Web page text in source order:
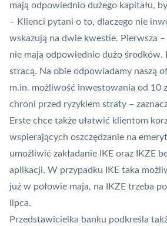
mają odpowiednio dużego kapitału,
– Klienci pytani o to, dlaczego nie
wskazują na dwie kwestie. Pierwsza
nie mają odpowiednio dużo środków.
stracą. Na obie odpowiadamy naszą
m.in. możliwość inwestowania od 10
chroni przed ryzykiem straty –
Erste chce także ułatwić klientom
wspierających oszczędzanie na
umożliwić zakładanie IKE oraz IKZE
aplikacji. W przypadku IKE taka
już w połowie maja, na IKZE trzeba
lipca.
Przedstawicielka banku podkreśla